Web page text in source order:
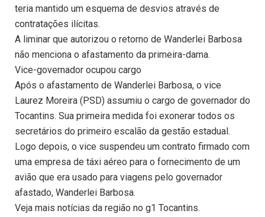
teria mantido um esquema de desvios através de
contratações ilícitas.
A liminar que autorizou o retorno de Wanderlei Barbosa
não menciona o afastamento da primeira-dama.
Vice-governador ocupou cargo
Após o afastamento de Wanderlei Barbosa, o vice
Laurez Moreira (PSD) assumiu o cargo de governador do
Tocantins. Sua primeira medida foi exonerar todos os
secretários do primeiro escalão da gestão estadual.
Logo depois, o vice suspendeu um contrato firmado com
uma empresa de táxi aéreo para o fornecimento de um
avião que era usado para viagens pelo governador
afastado, Wanderlei Barbosa.
Veja mais notícias da região no g1 Tocantins.